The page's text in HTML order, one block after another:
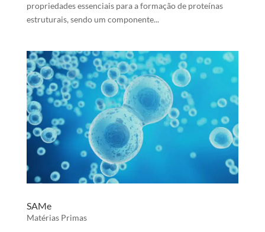
propriedades essenciais para a formação de proteínas
estruturais, sendo um componente...
SAMe
Matérias Primas